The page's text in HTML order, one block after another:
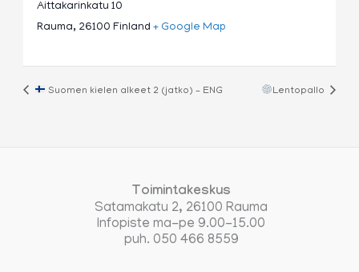
Aittakarinkatu 10
Rauma, 26100 Finland + Google Map
Suomen kielen alkeet 2 (jatko) – ENG Lentopallo
Toimintakeskus
Satamakatu 2, 26100 Rauma
Infopiste ma-pe 9.00-15.00
puh. 050 466 8559